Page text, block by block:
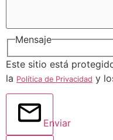
Mensaje
Este sitio está
la Política de Privacidad y
Enviar